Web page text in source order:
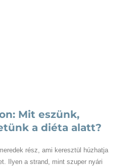
Mit eszünk,
a diéta alatt?
rész, ami keresztül húzhatja
Ilyen a strand, mint szuper nyári